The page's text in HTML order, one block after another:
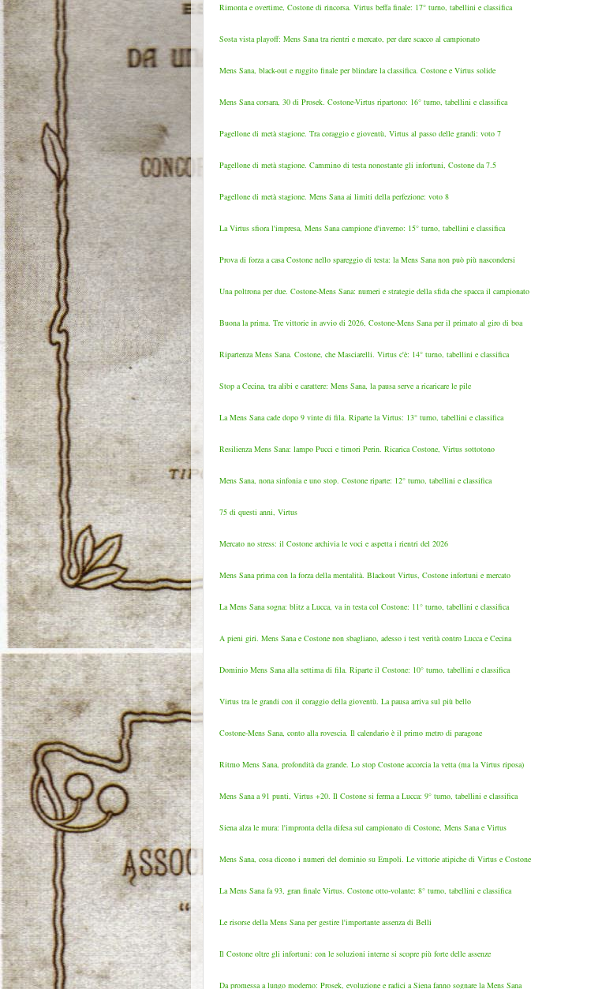
Rimonta e overtime, Costone di rincorsa. Virtus beffa finale: 17° turno, tabellini e classifica
Sosta vista playoff: Mens Sana tra rientri e mercato, per dare scacco al campionato
Mens Sana, black-out e ruggito finale per blindare la classifica. Costone e Virtus solide
Mens Sana corsara, 30 di Prosek. Costone-Virtus ripartono: 16° turno, tabellini e classifica
Pagellone di metà stagione. Tra coraggio e gioventù, Virtus al passo delle grandi: voto 7
Pagellone di metà stagione. Cammino di testa nonostante gli infortuni, Costone da 7.5
Pagellone di metà stagione. Mens Sana ai limiti della perfezione: voto 8
La Virtus sfiora l'impresa, Mens Sana campione d'inverno: 15° turno, tabellini e classifica
Prova di forza a casa Costone nello spareggio di testa: la Mens Sana non può più nascondersi
Una poltrona per due. Costone-Mens Sana: numeri e strategie della sfida che spacca il campionato
Buona la prima. Tre vittorie in avvio di 2026, Costone-Mens Sana per il primato al giro di boa
Ripartenza Mens Sana. Costone, che Masciarelli. Virtus c'è: 14° turno, tabellini e classifica
Stop a Cecina, tra alibi e carattere: Mens Sana, la pausa serve a ricaricare le pile
La Mens Sana cade dopo 9 vinte di fila. Riparte la Virtus: 13° turno, tabellini e classifica
Resilienza Mens Sana: lampo Pucci e timori Perin. Ricarica Costone, Virtus sottotono
Mens Sana, nona sinfonia e uno stop. Costone riparte: 12° turno, tabellini e classifica
75 di questi anni, Virtus
Mercato no stress: il Costone archivia le voci e aspetta i rientri del 2026
Mens Sana prima con la forza della mentalità. Blackout Virtus, Costone infortuni e mercato
La Mens Sana sogna: blitz a Lucca, va in testa col Costone: 11° turno, tabellini e classifica
A pieni giri. Mens Sana e Costone non sbagliano, adesso i test verità contro Lucca e Cecina
Dominio Mens Sana alla settima di fila. Riparte il Costone: 10° turno, tabellini e classifica
Virtus tra le grandi con il coraggio della gioventù. La pausa arriva sul più bello
Costone-Mens Sana, conto alla rovescia. Il calendario è il primo metro di paragone
Ritmo Mens Sana, profondità da grande. Lo stop Costone accorcia la vetta (ma la Virtus riposa)
Mens Sana a 91 punti, Virtus +20. Il Costone si ferma a Lucca: 9° turno, tabellini e classifica
Siena alza le mura: l'impronta della difesa sul campionato di Costone, Mens Sana e Virtus
Mens Sana, cosa dicono i numeri del dominio su Empoli. Le vittorie atipiche di Virtus e Costone
La Mens Sana fa 93, gran finale Virtus. Costone otto-volante: 8° turno, tabellini e classifica
Le risorse della Mens Sana per gestire l'importante assenza di Belli
Il Costone oltre gli infortuni: con le soluzioni interne si scopre più forte delle assenze
Da promessa a lungo moderno: Prosek, evoluzione e radici a Siena fanno sognare la Mens Sana